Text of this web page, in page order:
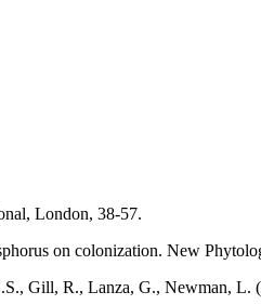
London, 38-57.
on colonization. New
Gill, R., Lanza, G., Newman, L.